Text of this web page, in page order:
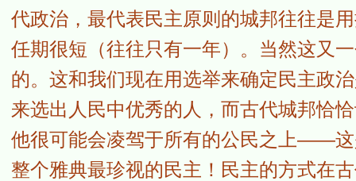
代政治，最代表民主原则的城邦往往是
任期很短（往往只有一年）。当然这又
的。这和我们现在用选举来确定民主政
来选出人民中优秀的人，而古代城邦恰
他很可能会凌驾于所有的公民之上——
整个雅典最珍视的民主！民主的方式在